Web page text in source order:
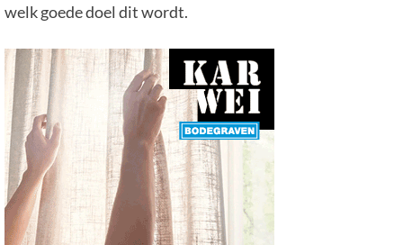
welk goede doel dit wordt.